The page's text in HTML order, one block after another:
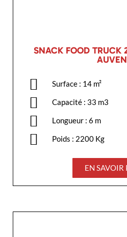
SNACK FOOD TRUCK
Surface : 14 m²
Capacité : 33 m3
Longueur : 6 m
Poids : 2200 Kg
EN SAVOIR